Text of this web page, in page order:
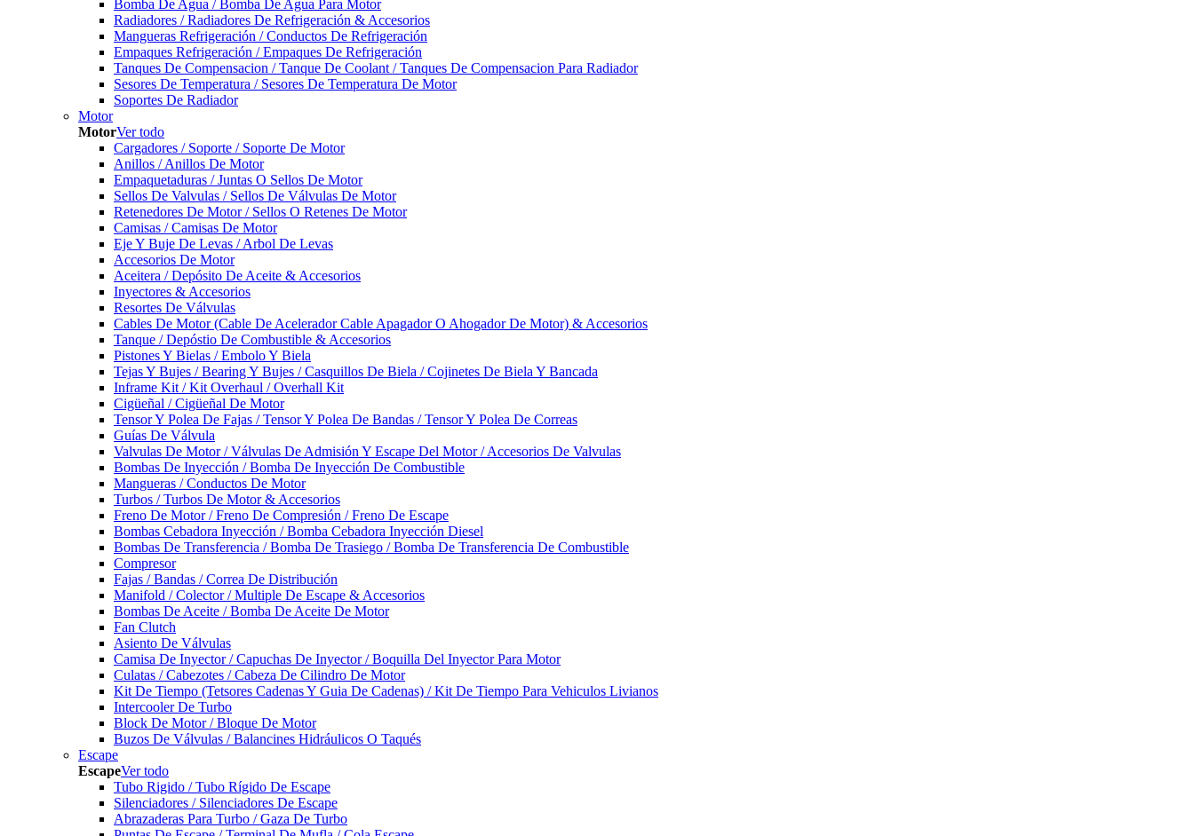
Bomba De Agua / Bomba De Agua Para Motor
Radiadores / Radiadores De Refrigeración & Accesorios
Mangueras Refrigeración / Conductos De Refrigeración
Empaques Refrigeración / Empaques De Refrigeración
Tanques De Compensacion / Tanque De Coolant / Tanques De Compensacion Para Radiador
Sesores De Temperatura / Sesores De Temperatura De Motor
Soportes De Radiador
Motor
MotorVer todo
Cargadores / Soporte / Soporte De Motor
Anillos / Anillos De Motor
Empaquetaduras / Juntas O Sellos De Motor
Sellos De Valvulas / Sellos De Válvulas De Motor
Retenedores De Motor / Sellos O Retenes De Motor
Camisas / Camisas De Motor
Eje Y Buje De Levas / Arbol De Levas
Accesorios De Motor
Aceitera / Depósito De Aceite & Accesorios
Inyectores & Accesorios
Resortes De Válvulas
Cables De Motor (Cable De Acelerador Cable Apagador O Ahogador De Motor) & Accesorios
Tanque / Depóstio De Combustible & Accesorios
Pistones Y Bielas / Embolo Y Biela
Tejas Y Bujes / Bearing Y Bujes / Casquillos De Biela / Cojinetes De Biela Y Bancada
Inframe Kit / Kit Overhaul / Overhall Kit
Cigüeñal / Cigüeñal De Motor
Tensor Y Polea De Fajas / Tensor Y Polea De Bandas / Tensor Y Polea De Correas
Guías De Válvula
Valvulas De Motor / Válvulas De Admisión Y Escape Del Motor / Accesorios De Valvulas
Bombas De Inyección / Bomba De Inyección De Combustible
Mangueras / Conductos De Motor
Turbos / Turbos De Motor & Accesorios
Freno De Motor / Freno De Compresión / Freno De Escape
Bombas Cebadora Inyección / Bomba Cebadora Inyección Diesel
Bombas De Transferencia / Bomba De Trasiego / Bomba De Transferencia De Combustible
Compresor
Fajas / Bandas / Correa De Distribución
Manifold / Colector / Multiple De Escape & Accesorios
Bombas De Aceite / Bomba De Aceite De Motor
Fan Clutch
Asiento De Válvulas
Camisa De Inyector / Capuchas De Inyector / Boquilla Del Inyector Para Motor
Culatas / Cabezotes / Cabeza De Cilindro De Motor
Kit De Tiempo (Tetsores Cadenas Y Guia De Cadenas) / Kit De Tiempo Para Vehiculos Livianos
Intercooler De Turbo
Block De Motor / Bloque De Motor
Buzos De Válvulas / Balancines Hidráulicos O Taqués
Escape
EscapeVer todo
Tubo Rigido / Tubo Rígido De Escape
Silenciadores / Silenciadores De Escape
Abrazaderas Para Turbo / Gaza De Turbo